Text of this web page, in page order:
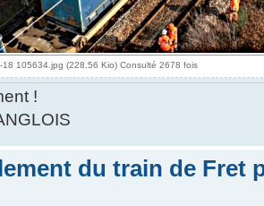
105634.jpg (228.56 Kio) Consulté 2678 fois
!
du train de Fret